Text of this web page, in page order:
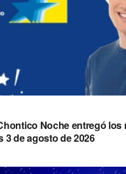
Noche entregó los
3 de agosto de 2026